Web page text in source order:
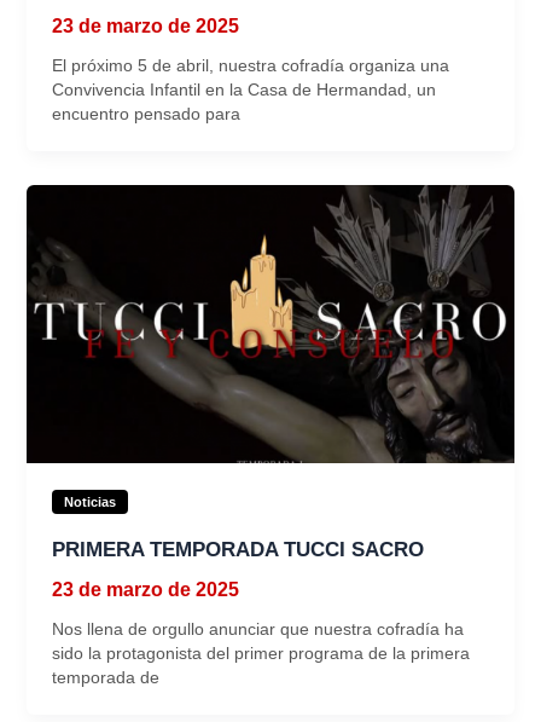
23 de marzo de 2025
El próximo 5 de abril, nuestra cofradía organiza una
Convivencia Infantil en la Casa de Hermandad, un
encuentro pensado para
Noticias
PRIMERA TEMPORADA TUCCI SACRO
23 de marzo de 2025
Nos llena de orgullo anunciar que nuestra cofradía ha
sido la protagonista del primer programa de la primera
temporada de